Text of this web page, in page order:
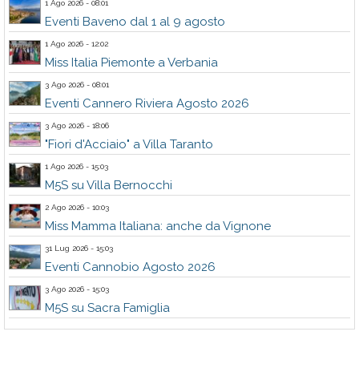
1 Ago 2026 - 08:01
Eventi Baveno dal 1 al 9 agosto
1 Ago 2026 - 12:02
Miss Italia Piemonte a Verbania
3 Ago 2026 - 08:01
Eventi Cannero Riviera Agosto 2026
3 Ago 2026 - 18:06
"Fiori d'Acciaio" a Villa Taranto
1 Ago 2026 - 15:03
M5S su Villa Bernocchi
2 Ago 2026 - 10:03
Miss Mamma Italiana: anche da Vignone
31 Lug 2026 - 15:03
Eventi Cannobio Agosto 2026
3 Ago 2026 - 15:03
M5S su Sacra Famiglia